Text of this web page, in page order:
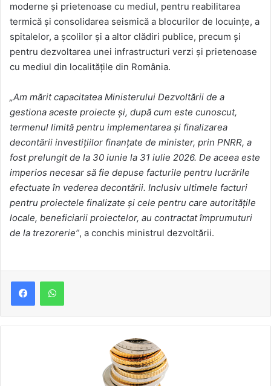
moderne și prietenoase cu mediul, pentru reabilitarea
termică și consolidarea seismică a blocurilor de locuințe, a
spitalelor, a școlilor și a altor clădiri publice, precum și
pentru dezvoltarea unei infrastructuri verzi și prietenoase
cu mediul din localitățile din România.
„Am mărit capacitatea Ministerului Dezvoltării de a
gestiona aceste proiecte și, după cum este cunoscut,
termenul limită pentru implementarea și finalizarea
decontării investițiilor finanțate de minister, prin PNRR, a
fost prelungit de la 30 iunie la 31 iulie 2026. De aceea este
imperios necesar să fie depuse facturile pentru lucrările
efectuate în vederea decontării. Inclusiv ultimele facturi
pentru proiectele finalizate și cele pentru care autoritățile
locale, beneficiarii proiectelor, au contractat împrumuturi
de la trezorerie”, a conchis ministrul dezvoltării.